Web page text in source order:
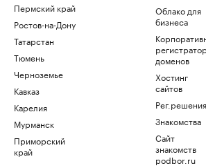
Пермский край
Ростов-на-Дону
Татарстан
Тюмень
Черноземье
Кавказ
Карелия
Мурманск
Приморский
край
Облако для
бизнеса
регистратор
доменов
Хостинг
сайтов
Рег.решения
Знакомства
Сайт
знакомств
podbor.ru